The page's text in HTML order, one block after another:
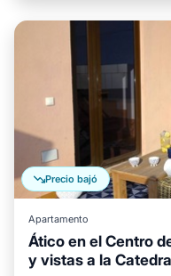
Precio bajó
Apartamento
Ático en el Centro
y vistas a la